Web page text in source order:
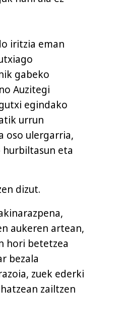
iritzia eman
gabeko
Auzitegi
egindako
urrun
oso ulergarria,
eta
dizut.
aukeren artean,
hori betetzea
bezala
zuek ederki
zailtzen